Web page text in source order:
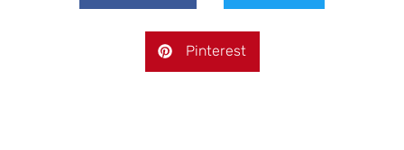
Pinterest